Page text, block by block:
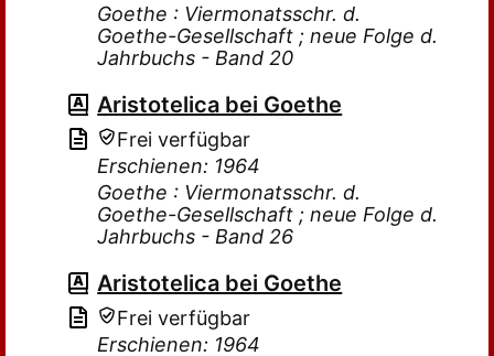
Goethe : Viermonatsschr. d.
Goethe-Gesellschaft ; neue Folge d.
Jahrbuchs - Band 20
Aristotelica bei Goethe
Frei verfügbar
Erschienen: 1964
Goethe : Viermonatsschr. d.
Goethe-Gesellschaft ; neue Folge d.
Jahrbuchs - Band 26
Aristotelica bei Goethe
Frei verfügbar
Erschienen: 1964